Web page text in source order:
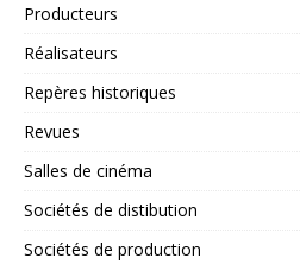
Producteurs
Réalisateurs
Repères historiques
Revues
Salles de cinéma
Sociétés de distibution
Sociétés de production